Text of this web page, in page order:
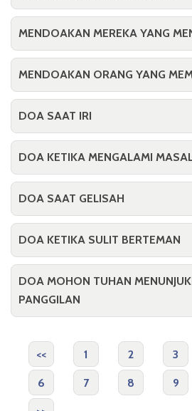
MENDOAKAN MEREKA YANG
MENDOAKAN ORANG YANG
DOA SAAT IRI
DOA KETIKA MENGALAMI
DOA SAAT GELISAH
DOA KETIKA SULIT BERTEMAN
DOA MOHON TUHAN
PANGGILAN
<< 1 2 3
6 7 8 9